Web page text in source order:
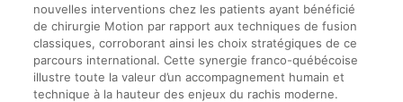
nouvelles interventions chez les patients ayant bénéficié
de chirurgie Motion par rapport aux techniques de fusion
classiques, corroborant ainsi les choix stratégiques de ce
parcours international. Cette synergie franco-québécoise
illustre toute la valeur d’un accompagnement humain et
technique à la hauteur des enjeux du rachis moderne.